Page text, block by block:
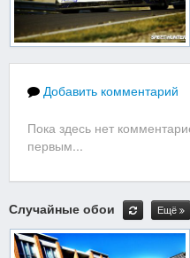
Добавить комментарий
Пока здесь нет
первым...
Случайные обои Ещё